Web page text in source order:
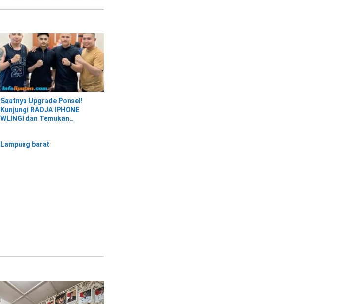
Saatnya Upgrade Ponsel!
Kunjungi RADJA IPHONE
WLINGI dan Temukan
Lampung barat